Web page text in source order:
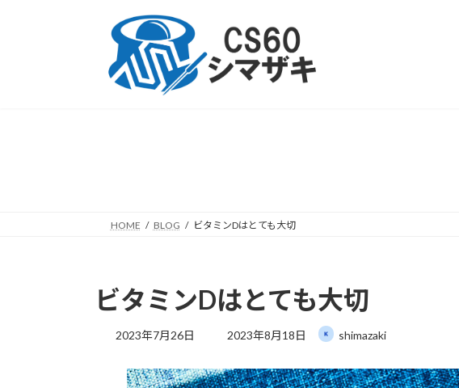
HOME BLOG ビタミンDはとても大切
ビタミンDはとても大切
2023年7月26日
最
新
2023年8月18日 shimazaki